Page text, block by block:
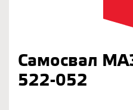
Самосвал
522-052